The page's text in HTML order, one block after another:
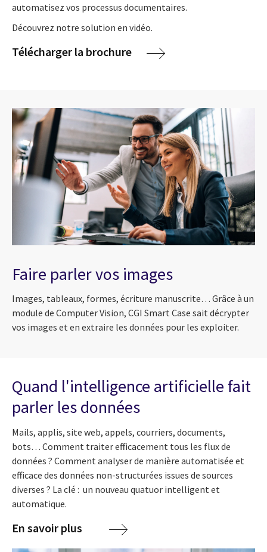
automatisez vos processus documentaires.
Découvrez notre solution en vidéo.
Télécharger la brochure
Faire parler vos images
Images, tableaux, formes, écriture manuscrite… Grâce à un
module de Computer Vision, CGI SmartCase sait décrypter
vos images et en extraire les données pour les exploiter.
Quand l'intelligence artificielle fait
parler les données
Mails, applis, site web, appels, courriers, documents,
bots… Comment traiter efficacement tous les flux de
données ? Comment analyser de manière automatisée et
efficace des données non-structurées issues de sources
diverses ? La clé : un nouveau quatuor intelligent et
automatique.
En savoir plus